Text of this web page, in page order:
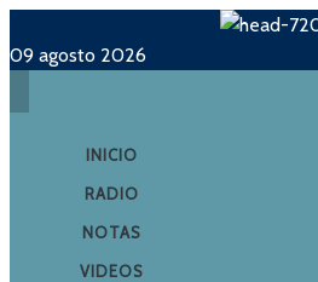
09 agosto 2026
INICIO
RADIO
NOTAS
VIDEOS